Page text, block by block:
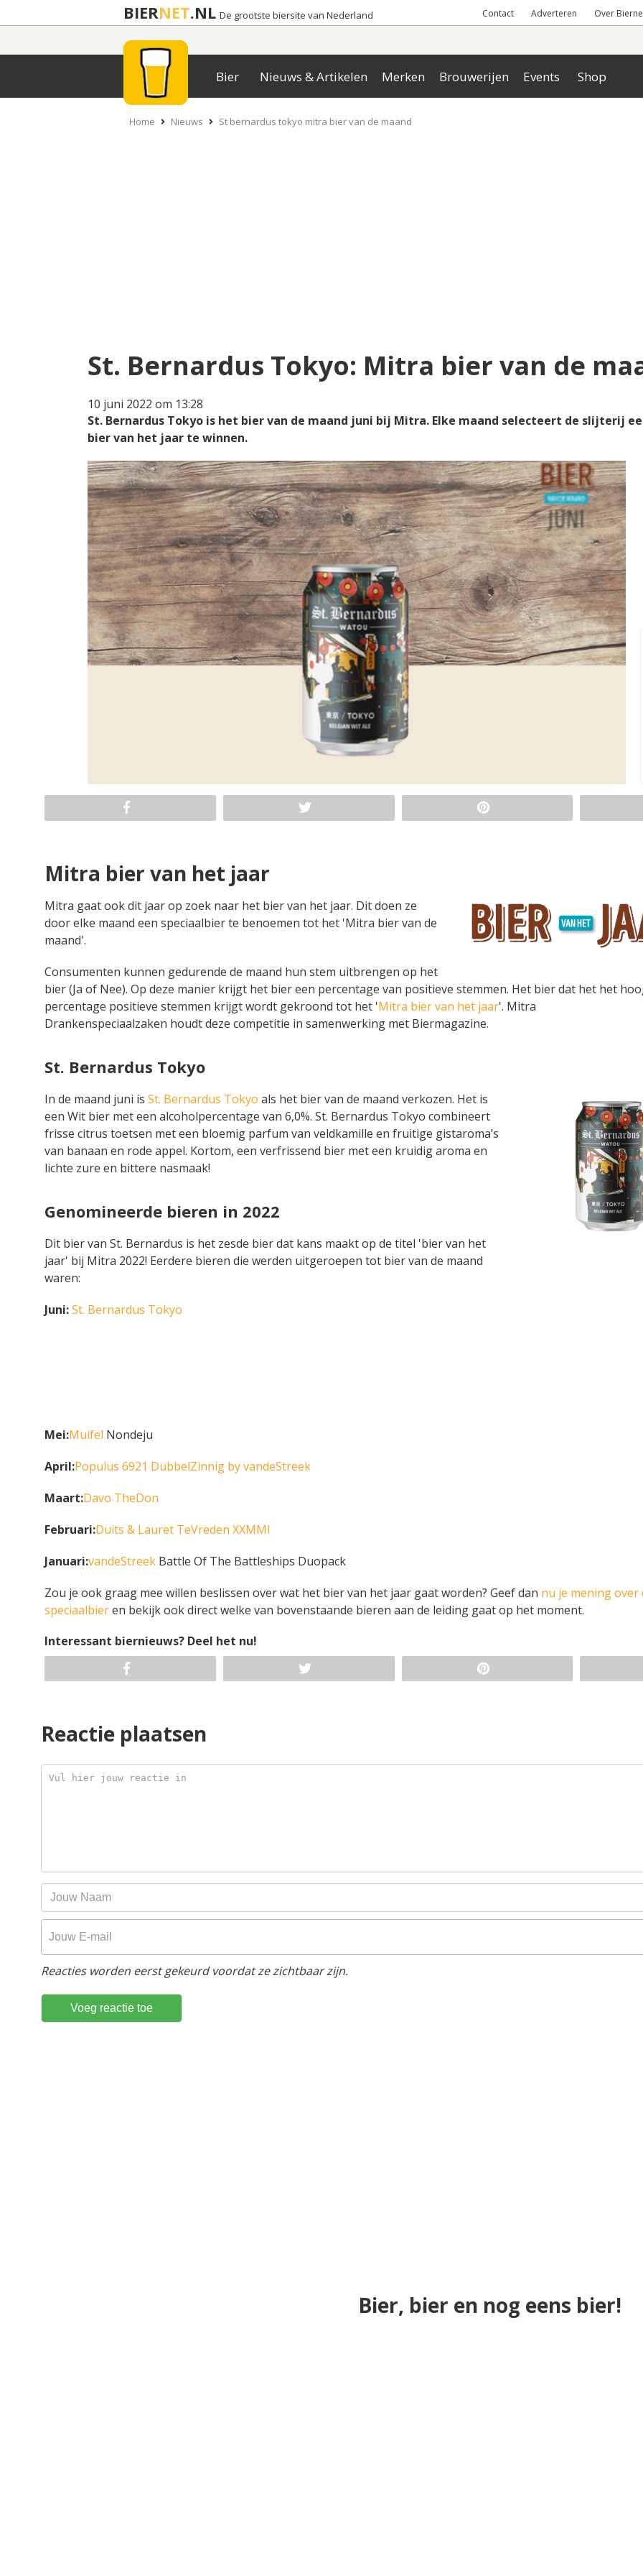
BIERNET.NL De grootste biersite van Nederland Contact Adverteren Over
Bier Nieuws & Artikelen Merken Brouwerijen Events Shop
Home Nieuws St bernardus tokyo mitra bier van de maand
St. Bernardus Tokyo: Mitra bier van de
10 juni 2022 om 13:28
St. Bernardus Tokyo is het bier van de maand juni bij Mitra. Elke maand selecteert de slijterij
bier van het jaar te winnen.
Mitra bier van het jaar
Mitra gaat ook dit jaar op zoek naar het bier van het jaar. Dit doen ze
door elke maand een speciaalbier te benoemen tot het 'Mitra bier van de
maand'.
Consumenten kunnen gedurende de maand hun stem uitbrengen op het
bier (Ja of Nee). Op deze manier krijgt het bier een percentage van positieve stemmen. Het bier dat het het
percentage positieve stemmen krijgt wordt gekroond tot het 'Mitra bier van het jaar'. Mitra
Drankenspeciaalzaken houdt deze competitie in samenwerking met Biermagazine.
St. Bernardus Tokyo
In de maand juni is St. Bernardus Tokyo als het bier van de maand verkozen. Het is
een Wit bier met een alcoholpercentage van 6,0%. St. Bernardus Tokyo combineert
frisse citrus toetsen met een bloemig parfum van veldkamille en fruitige gistaroma’s
van banaan en rode appel. Kortom, een verfrissend bier met een kruidig aroma en
lichte zure en bittere nasmaak!
Genomineerde bieren in 2022
Dit bier van St. Bernardus is het zesde bier dat kans maakt op de titel 'bier van het
jaar' bij Mitra 2022! Eerdere bieren die werden uitgeroepen tot bier van de maand
waren:
Juni:St. Bernardus Tokyo
Mei:Muifel Nondeju
April:Populus 6921 DubbelZinnig by vandeStreek
Maart:Davo TheDon
Februari:Duits & Lauret TeVreden XXMMI
Januari:vandeStreekBattle Of The Battleships Duopack
Zou je ook graag mee willen beslissen over wat het bier van het jaar gaat worden? Geef dan nu je mening over
speciaalbieren bekijk ook direct welke van bovenstaande bieren aan de leiding gaat op het moment.
Interessant biernieuws? Deel het nu!
Reactie plaatsen
Reacties worden eerst gekeurd voordat ze zichtbaar zijn.
Bier, bier en nog eens bier!